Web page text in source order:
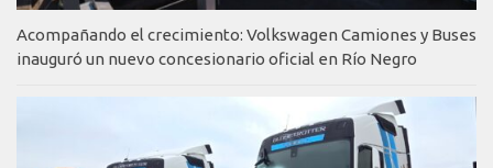
Acompañando el crecimiento: Volkswagen Camiones y Buses
inauguró un nuevo concesionario oficial en Río Negro